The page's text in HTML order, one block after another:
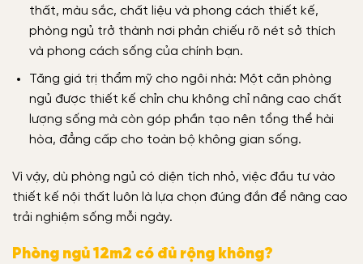
thất, màu sắc, chất liệu và phong cách thiết kế,
phòng ngủ trở thành nơi phản chiếu rõ nét sở thích
và phong cách sống của chính bạn.
Tăng giá trị thẩm mỹ cho ngôi nhà: Một căn phòng
ngủ được thiết kế chỉn chu không chỉ nâng cao chất
lượng sống mà còn góp phần tạo nên tổng thể hài
hòa, đẳng cấp cho toàn bộ không gian sống.
Vì vậy, dù phòng ngủ có diện tích nhỏ, việc đầu tư vào
thiết kế nội thất luôn là lựa chọn đúng đắn để nâng cao
trải nghiệm sống mỗi ngày.
Phòng ngủ 12m2 có đủ rộng không?